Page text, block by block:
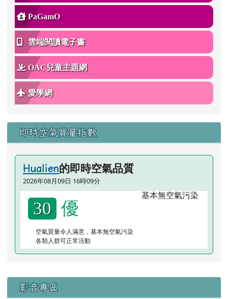
PaGamO
雲端閱讀電子書
OAC兒童主題網
愛學網
即時空氣質量指數
Hualien的即時空氣品質
2026年08月09日 16時09分
30 優
空氣質量令人滿意，基本無空氣污染
各類人群可正常活動
右邊區域內容
影音專區